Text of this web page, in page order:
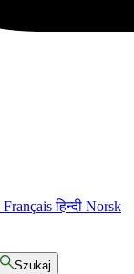
Françaisहिन्दी Norsk
Szukaj